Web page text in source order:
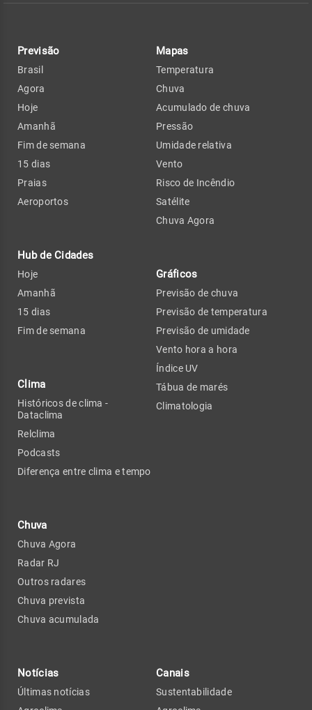
Previsão
Brasil
Agora
Hoje
Amanhã
Fim de semana
15 dias
Praias
Aeroportos
Hub de Cidades
Hoje
Amanhã
15 dias
Fim de semana
Clima
Históricos de clima -
Dataclima
Relclima
Podcasts
Diferença entre clima e tempo
Chuva
Chuva Agora
Radar RJ
Outros radares
Chuva prevista
Chuva acumulada
Mapas
Temperatura
Chuva
Acumulado de chuva
Pressão
Umidade relativa
Vento
Risco de Incêndio
Satélite
Chuva Agora
Gráficos
Previsão de chuva
Previsão de temperatura
Previsão de umidade
Vento hora a hora
Índice UV
Tábua de marés
Climatologia
Notícias
Últimas notícias
Canais
Sustentabilidade